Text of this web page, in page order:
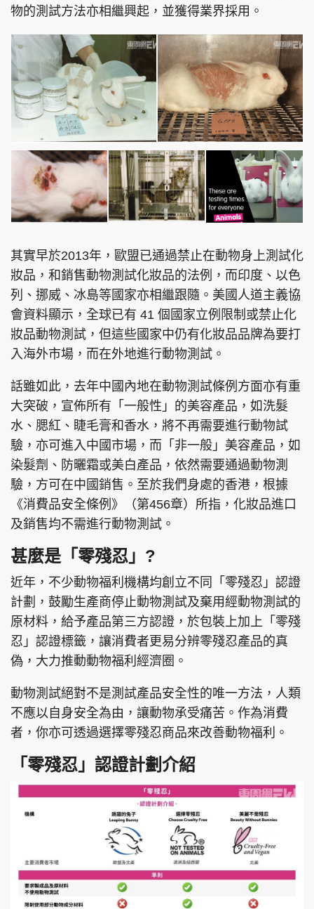
©Eastweek.com.hk. All rights reserved.
物的測試方法亦相繼興起，並獲得業界採用。
其實早於2013年，歐盟已通過禁止在動物身上測試化
妝品，和銷售動物測試化妝品的法例，而印度、以色
列、挪威、冰島等國家亦相繼跟隨。美國人道主義協
會資料顯示，全球已有 41 個國家立例限制或禁止化
妝品動物測試，但這些國家中仍有化妝品品牌為要打
入海外市場，而在外地進行動物測試。
話雖如此，去年中國內地在動物測試條例方面亦有重
大突破，宣佈所有「一般性」的美容產品，如洗髮
水、腮紅、睫毛膏和香水，將不再需要進行動物試
驗，亦可進入中國市場，而「非一般」美容產品，如
染髮劑、防曬霜或美白產品，依然需要通過動物測
驗，方可在中國銷售。至於我們身處的香港，根據
《消費品安全條例》（第456章）所指，化妝品進口
及銷售均不需進行動物測試。
甚麼是「零殘忍」?
近年，不少動物福利機構均創立不同「零殘忍」認證
計劃，鼓勵生產商停止動物測試及棄用經動物測試的
原材料，給予產品第三方認證，於包裝上加上「零殘
忍」認證標籤，讓消費者更易分辨零殘忍產品的真
偽，大力推動動物福利經濟圈。
動物測試絕對不是測試產品安全性的唯一方法，人類
不應以自身安全為由，讓動物承受痛苦。作為消費
者，你亦可透過選擇零殘忍商品來改善動物福利。
「零殘忍」認證計劃介紹